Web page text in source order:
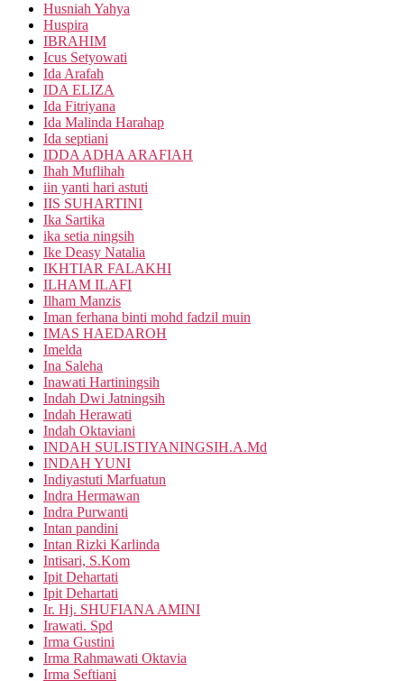
Husniah Yahya
Huspira
IBRAHIM
Icus Setyowati
Ida Arafah
IDA ELIZA
Ida Fitriyana
Ida Malinda Harahap
Ida septiani
IDDA ADHA ARAFIAH
Ihah Muflihah
iin yanti hari astuti
IIS SUHARTINI
Ika Sartika
ika setia ningsih
Ike Deasy Natalia
IKHTIAR FALAKHI
ILHAM ILAFI
Ilham Manzis
Iman ferhana binti mohd fadzil muin
IMAS HAEDAROH
Imelda
Ina Saleha
Inawati Hartiningsih
Indah Dwi Jatningsih
Indah Herawati
Indah Oktaviani
INDAH SULISTIYANINGSIH.A.Md
INDAH YUNI
Indiyastuti Marfuatun
Indra Hermawan
Indra Purwanti
Intan pandini
Intan Rizki Karlinda
Intisari, S.Kom
Ipit Dehartati
Ipit Dehartati
Ir. Hj. SHUFIANA AMINI
Irawati. Spd
Irma Gustini
Irma Rahmawati Oktavia
Irma Seftiani